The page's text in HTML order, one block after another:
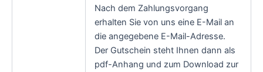
Nach dem Zahlungsvorgang
erhalten Sie von uns eine E-Mail an
die angegebene E-Mail-Adresse.
Der Gutschein steht Ihnen dann als
pdf-Anhang und zum Download zur